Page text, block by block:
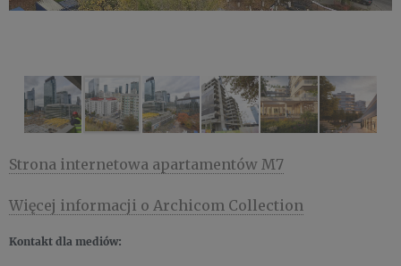
Strona internetowa apartamentów M7
Więcej informacji o Archicom Collection
Kontakt dla mediów: